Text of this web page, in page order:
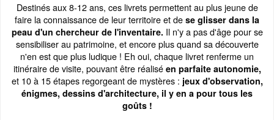
Destinés aux 8-12 ans, ces livrets permettent au plus jeune de
faire la connaissance de leur territoire et de se glisser dans la
peau d'un chercheur de l'inventaire. Il n'y a pas d'âge pour se
sensibiliser au patrimoine, et encore plus quand sa découverte
n'en est que plus ludique ! Eh oui, chaque livret renferme un
itinéraire de visite, pouvant être réalisé en parfaite autonomie,
et 10 à 15 étapes regorgeant de mystères : jeux d'observation,
énigmes, dessins d'architecture, il y en a pour tous les
goûts !